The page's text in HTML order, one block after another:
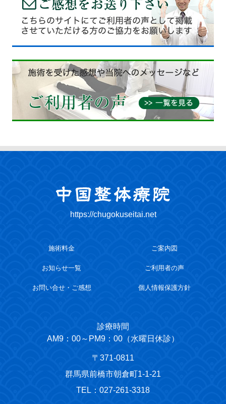
https://chugokuseitai.net
施術料金 ご案内図
お知らせ一覧 ご利用者の声
お問い合せ・ご感想 個人情報保護方針
診療時間
AM9：00～PM9：00（水曜日休診）
〒371-0811
群馬県前橋市朝倉町1-1-21
TEL：027-261-3318